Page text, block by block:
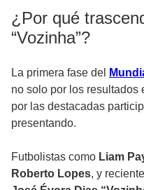
¿Por qué
“Vozinha”?
La primera fase del
no solo por los resultados
por las destacadas
presentando.
Futbolistas como Liam
Roberto Lopes, y